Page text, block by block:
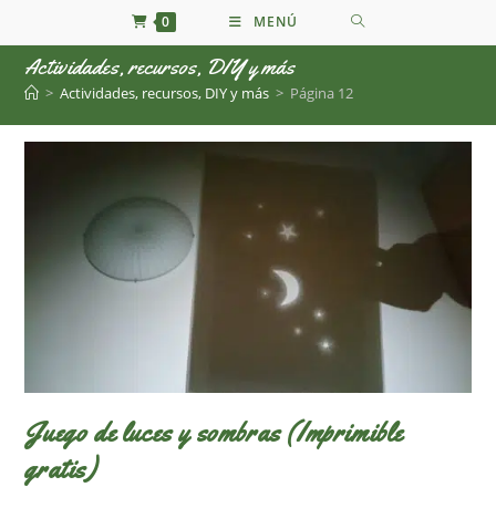
al
contenido
0 MENÚ
Actividades, recursos, DIY y más
> Actividades, recursos, DIY y más > Página 12
Juego de luces y sombras (Imprimible
gratis)